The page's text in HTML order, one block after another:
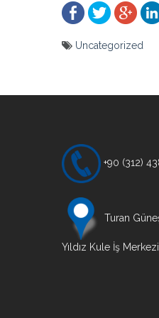
Uncategorized
+90 (312)
Turan
Yıldız Kule İş